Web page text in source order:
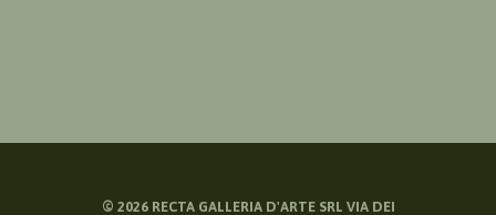
© 2026RECTA GALLERIA D'ARTE SRL VIA DEI